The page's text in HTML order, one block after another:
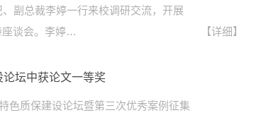
副总裁李婷一行来校调研交流，开展
座谈会。李婷…
【详细】
坛中获论文一等奖
色质保建设论坛暨第三次优秀案例征集